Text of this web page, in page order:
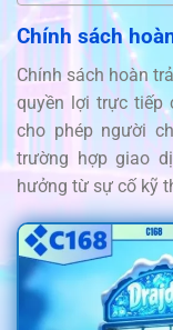
Chính sách
Chính sách hoàn
quyền lợi trực tiếp
cho phép người
trường hợp giao
hưởng từ sự cố kỹ